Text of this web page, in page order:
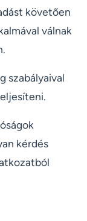
követően
válnak
szabályaival
kérdés